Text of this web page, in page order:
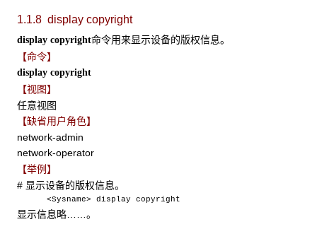
1.1.8 display copyright
display copyright命令用来显示设备的版权信息。
【命令】
display copyright
【视图】
任意视图
【缺省用户角色】
network-admin
network-operator
【举例】
# 显示设备的版权信息。
<Sysname> display copyright
显示信息略……。